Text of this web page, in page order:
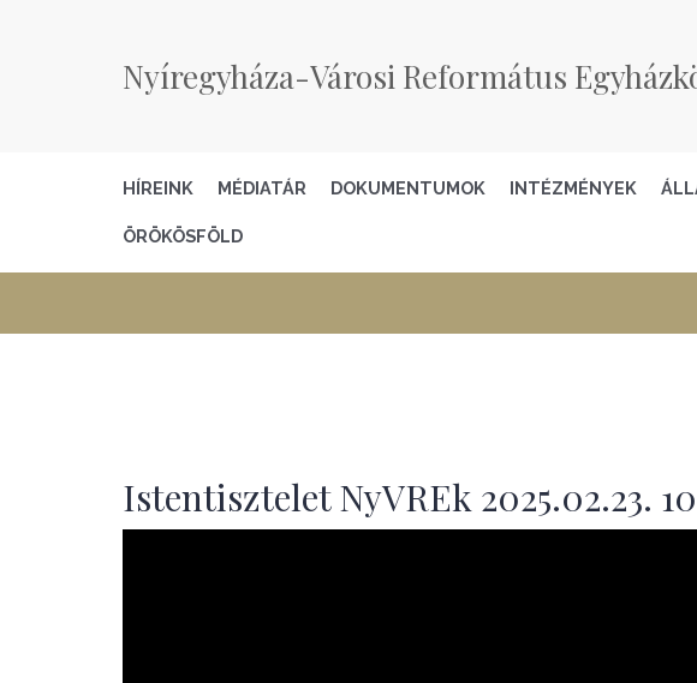
Nyíregyháza-Városi Református
HÍREINK MÉDIATÁR DOKUMENTUMOK INTÉZMÉNYEK
ÖRÖKÖSFÖLD
Istentisztelet NyVREk 2025.02.23.